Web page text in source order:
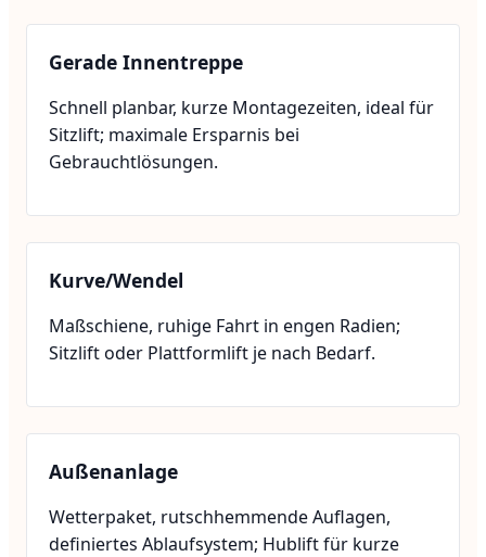
Gerade Innentreppe
Schnell planbar, kurze Montagezeiten, ideal für
Sitzlift; maximale Ersparnis bei
Gebrauchtlösungen.
Kurve/Wendel
Maßschiene, ruhige Fahrt in engen Radien;
Sitzlift oder Plattformlift je nach Bedarf.
Außenanlage
Wetterpaket, rutschhemmende Auflagen,
definiertes Ablaufsystem; Hublift für kurze